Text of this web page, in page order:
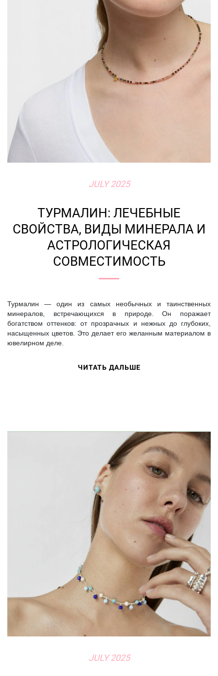
JULY 2025
ТУРМАЛИН: ЛЕЧЕБНЫЕ
СВОЙСТВА, ВИДЫ МИНЕРАЛА И
АСТРОЛОГИЧЕСКАЯ
СОВМЕСТИМОСТЬ
Турмалин — один из самых необычных и таинственных
минералов, встречающихся в природе. Он поражает
богатством оттенков: от прозрачных и нежных до глубоких,
насыщенных цветов. Это делает его желанным материалом в
ювелирном деле.
ЧИТАТЬ ДАЛЬШЕ
JULY 2025